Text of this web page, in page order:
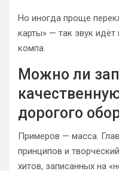
Но иногда проще
карты» — так звук
компа.
Можно ли
дорогого
Примеров — масса.
принципов и
хитов, записанных на